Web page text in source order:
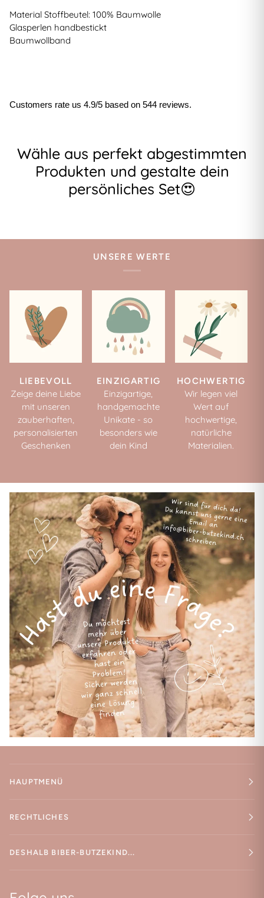
Material Stoffbeutel: 100% Baumwolle
Glasperlen handbestickt
Baumwollband
Customers rate us 4.9/5 based on 544 reviews.
Wähle aus perfekt abgestimmten
Produkten und gestalte dein
persönliches Set😍
UNSERE WERTE
LIEBEVOLL
Zeige deine Liebe
mit unseren
zauberhaften,
personalisierten
Geschenken
EINZIGARTIG
Einzigartige,
handgemachte
Unikate - so
besonders wie
dein Kind
HOCHWERTIG
Wir legen viel
Wert auf
hochwertige,
natürliche
Materialien.
HAUPTMENÜ
RECHTLICHES
DESHALB BIBER-BUTZEKIND...